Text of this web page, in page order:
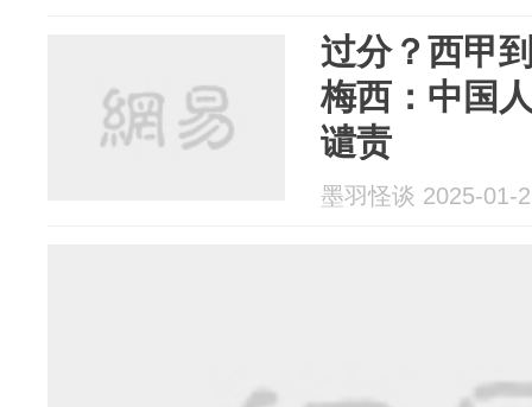
过分？西甲
梅西：中国
谴责
墨羽怪谈 2025-01-